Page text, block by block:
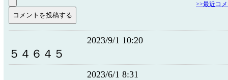
>>最近コ
2023/9/1 10:20
５４６４５
2023/6/1 8:31